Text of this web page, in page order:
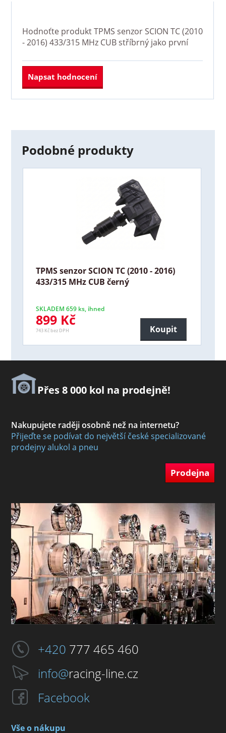
Hodnoťte produktTPMS senzor SCION TC (2010
- 2016) 433/315 MHz CUB stříbrnýjako první
Napsat hodnocení
Podobné produkty
TPMS senzor SCION TC (2010 - 2016)
433/315 MHz CUB černý
SKLADEM 659 ks, ihned
899 Kč
743 Kč bez DPH Koupit
Přes 8 000 kol na prodejně!
Nakupujete raději osobně než na internetu?
Přijeďte se podívat do největší české specializované
prodejny alukol a pneu
Prodejna
+420 777 465 460
info@racing-line.cz
Facebook
Vše o nákupu